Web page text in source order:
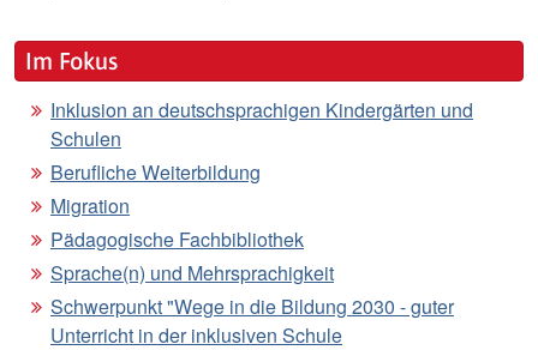
Im Fokus
Inklusion an deutschsprachigen Kindergärten und
Schulen
Berufliche Weiterbildung
Migration
Pädagogische Fachbibliothek
Sprache(n) und Mehrsprachigkeit
Schwerpunkt "Wege in die Bildung 2030 - guter
Unterricht in der inklusiven Schule